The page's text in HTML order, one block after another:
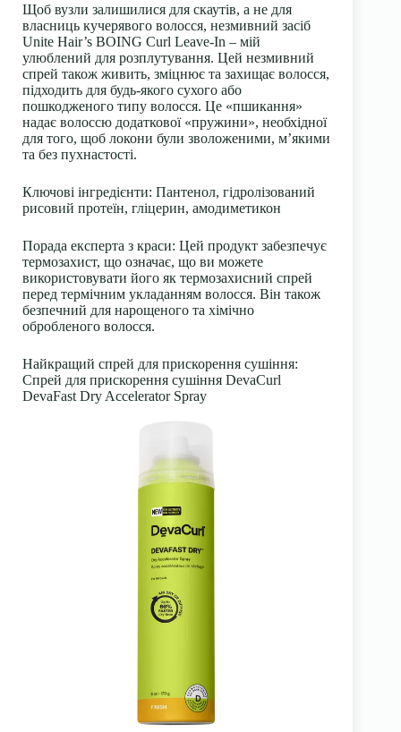
Щоб вузли залишилися для скаутів, а не для
власниць кучерявого волосся, незмивний засіб
Unite Hair’s BOING Curl Leave-In – мій
улюблений для розплутування. Цей незмивний
спрей також живить, зміцнює та захищає волосся,
підходить для будь-якого сухого або
пошкодженого типу волосся. Це «пшикання»
надає волоссю додаткової «пружини», необхідної
для того, щоб локони були зволоженими, м’якими
та без пухнастості.
Ключові інгредієнти: Пантенол, гідролізований
рисовий протеїн, гліцерин, амодиметикон
Порада експерта з краси: Цей продукт забезпечує
термозахист, що означає, що ви можете
використовувати його як термозахисний спрей
перед термічним укладанням волосся. Він також
безпечний для нарощеного та хімічно
обробленого волосся.
Найкращий спрей для прискорення сушіння:
Спрей для прискорення сушіння DevaCurl
DevaFast Dry Accelerator Spray